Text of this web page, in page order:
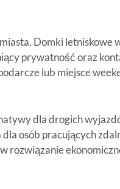
Domki letniskowe
prywatność oraz
lub miejsce
dla drogich
osób pracujących
rozwiązanie